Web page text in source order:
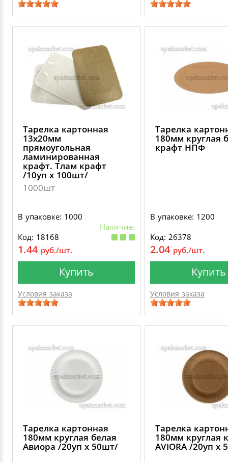
Тарелка картонная
13х20мм
прямоугольная
ламинированная
крафт. Тлам крафт
/10уп х 100шт/
1000шт
В упаковке: 1000
Наличие:
Код: 18168
1.44 руб./шт.
Купить
Условия заказа
Тарелка
180мм круглая
крафт НПФ
В упаковке: 1200
Код: 26378
2.04 руб./шт.
Купить
Условия заказа
Тарелка картонная
180мм круглая белая
Авиора /20уп х 50шт/
Тарелка
180мм круглая
AVIORA /20уп х